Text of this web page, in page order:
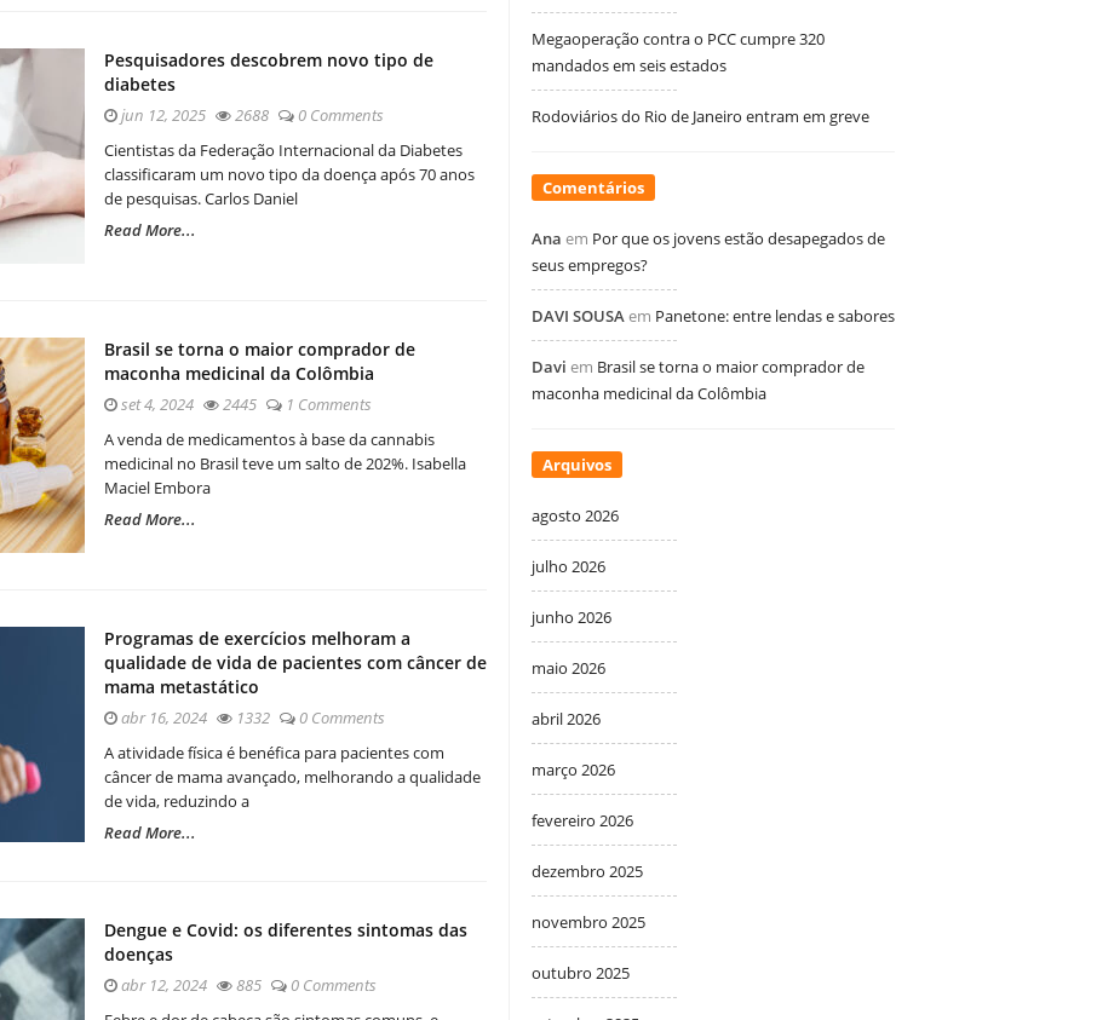
Pesquisadores descobrem novo tipo de
diabetes
jun 12, 2025 2688
0 Comments
Cientistas da Federação Internacional da Diabetes
classificaram um novo tipo da doença após 70 anos
de pesquisas. Carlos Daniel
Read More...
Brasil se torna o maior comprador de
maconha medicinal da Colômbia
set 4, 2024 2445
1 Comments
A venda de medicamentos à base da cannabis
medicinal no Brasil teve um salto de 202%. Isabella
Maciel Embora
Read More...
Programas de exercícios melhoram a
qualidade de vida de pacientes com câncer de
mama metastático
abr 16, 2024 1332
0 Comments
A atividade física é benéfica para pacientes com
câncer de mama avançado, melhorando a qualidade
de vida, reduzindo a
Read More...
Dengue e Covid: os diferentes sintomas das
doenças
abr 12, 2024 885
0 Comments
Megaoperação contra o PCC cumpre 320
mandados em seis estados
Rodoviários do Rio de Janeiro entram em greve
Comentários
Ana em Por que os jovens estão desapegados de
seus empregos?
DAVI SOUSAem Panetone: entre lendas e sabores
Davi em Brasil se torna o maior comprador de
maconha medicinal da Colômbia
Arquivos
agosto 2026
julho 2026
junho 2026
maio 2026
abril 2026
março 2026
fevereiro 2026
dezembro 2025
novembro 2025
outubro 2025